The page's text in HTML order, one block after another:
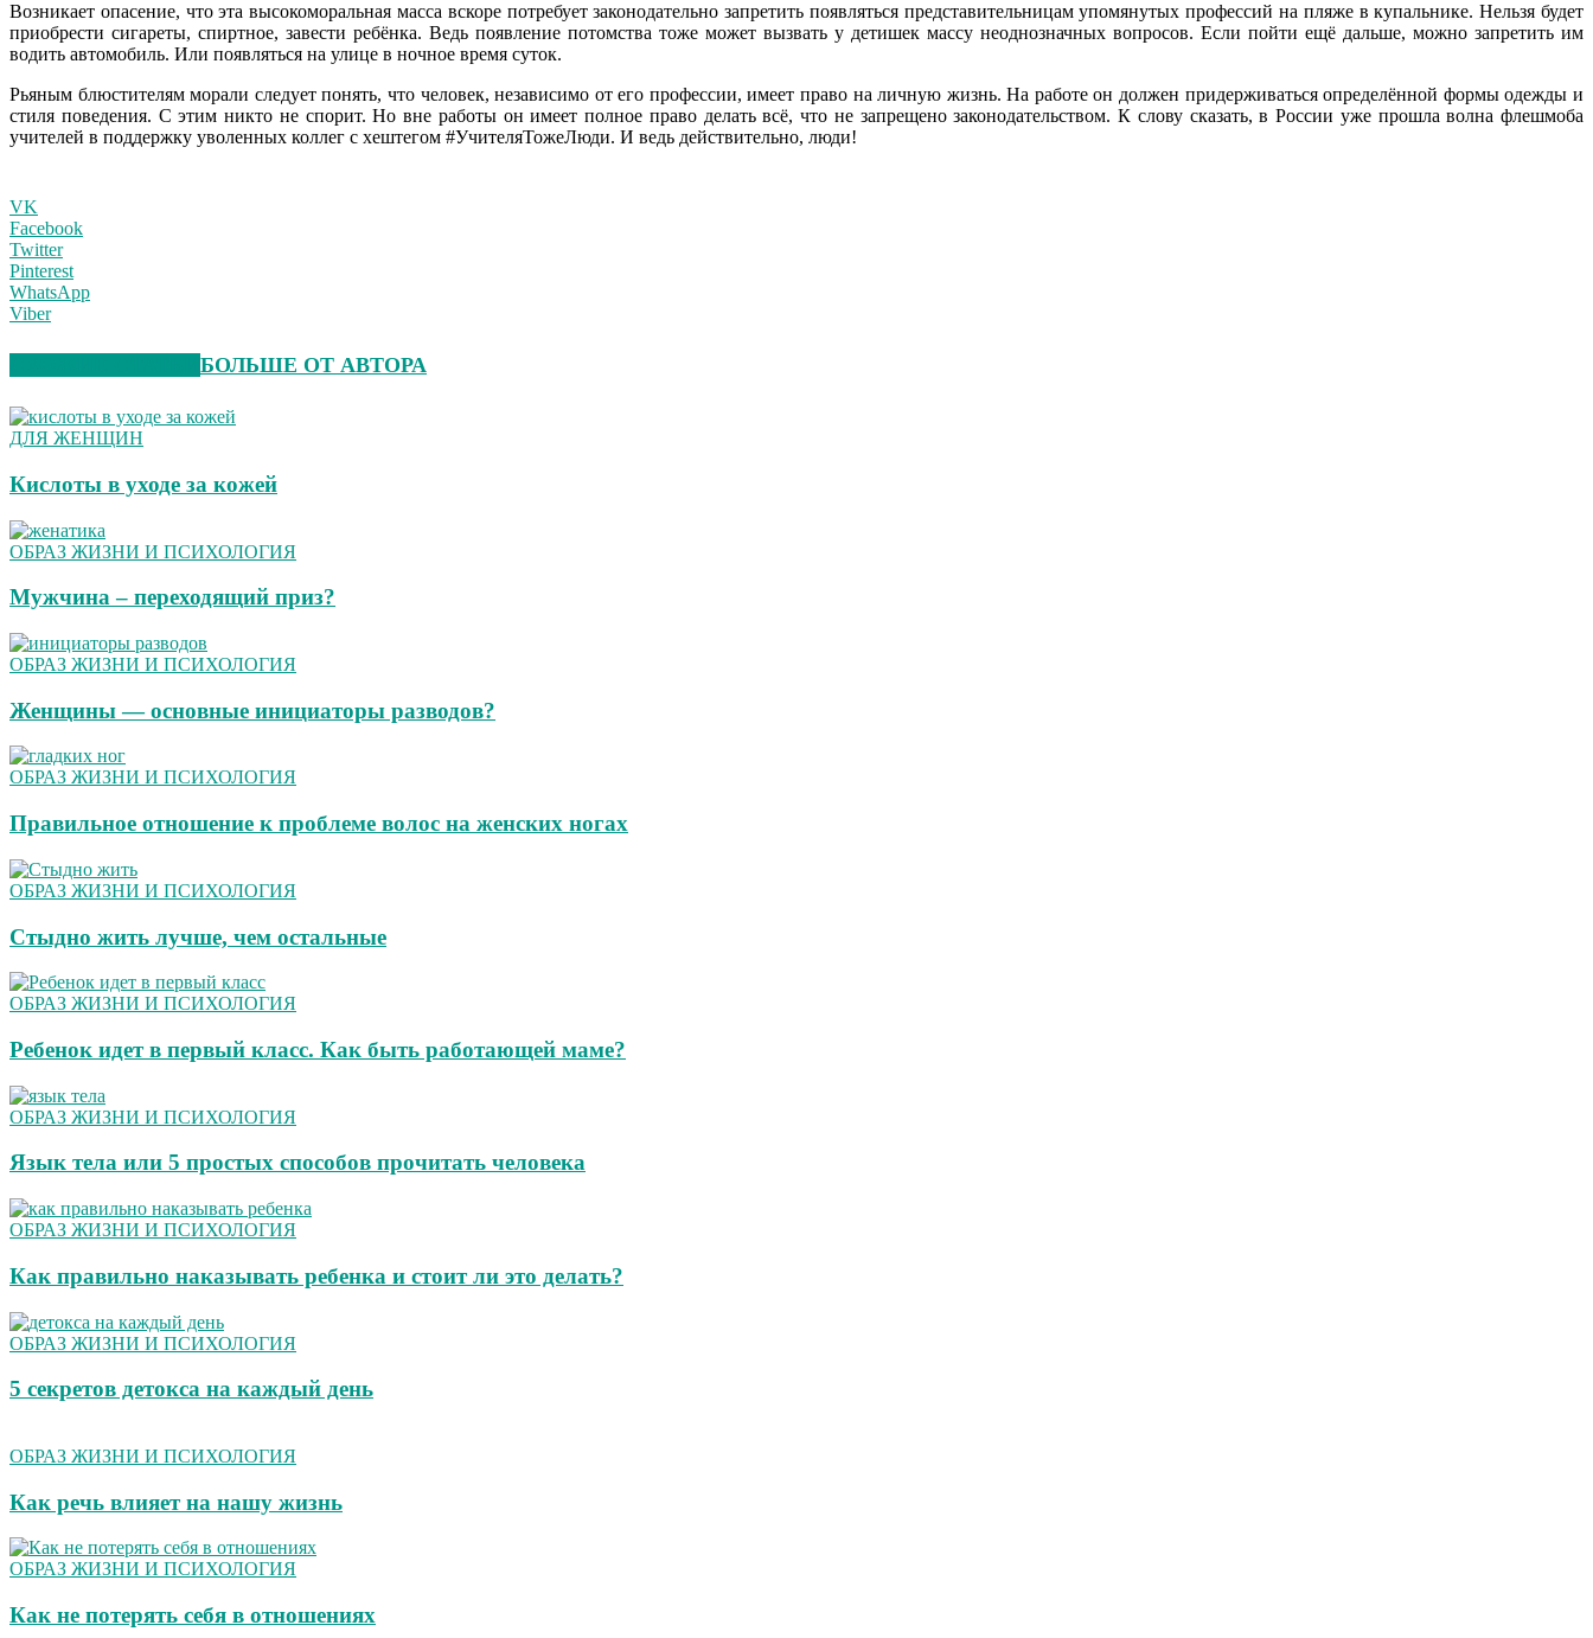
Возникает опасение, что эта высокоморальная масса вскоре потребует законодательно запретить появляться представительницам упомянутых профессий на пляже в купальнике. Нельзя будет
приобрести сигареты, спиртное, завести ребёнка. Ведь появление потомства тоже может вызвать у детишек массу неоднозначных вопросов. Если пойти ещё дальше, можно запретить им
водить автомобиль. Или появляться на улице в ночное время суток.
Рьяным блюстителям морали следует понять, что человек, независимо от его профессии, имеет право на личную жизнь. На работе он должен придерживаться определённой формы одежды и
стиля поведения. С этим никто не спорит. Но вне работы он имеет полное право делать всё, что не запрещено законодательством. К слову сказать, в России уже прошла волна флешмоба
учителей в поддержку уволенных коллег с хештегом #УчителяТожеЛюди. И ведь действительно, люди!
VK
Facebook
Twitter
Pinterest
WhatsApp
Viber
БОЛЬШЕ ОТ АВТОРА
ДЛЯ ЖЕНЩИН
Кислоты в уходе за кожей
ОБРАЗ ЖИЗНИ И ПСИХОЛОГИЯ
Мужчина – переходящий приз?
ОБРАЗ ЖИЗНИ И ПСИХОЛОГИЯ
Женщины — основные инициаторы разводов?
ОБРАЗ ЖИЗНИ И ПСИХОЛОГИЯ
Правильное отношение к проблеме волос на женских ногах
ОБРАЗ ЖИЗНИ И ПСИХОЛОГИЯ
Стыдно жить лучше, чем остальные
ОБРАЗ ЖИЗНИ И ПСИХОЛОГИЯ
Ребенок идет в первый класс. Как быть работающей маме?
ОБРАЗ ЖИЗНИ И ПСИХОЛОГИЯ
Язык тела или 5 простых способов прочитать человека
ОБРАЗ ЖИЗНИ И ПСИХОЛОГИЯ
Как правильно наказывать ребенка и стоит ли это делать?
ОБРАЗ ЖИЗНИ И ПСИХОЛОГИЯ
5 секретов детокса на каждый день
ОБРАЗ ЖИЗНИ И ПСИХОЛОГИЯ
Как речь влияет на нашу жизнь
ОБРАЗ ЖИЗНИ И ПСИХОЛОГИЯ
Как не потерять себя в отношениях